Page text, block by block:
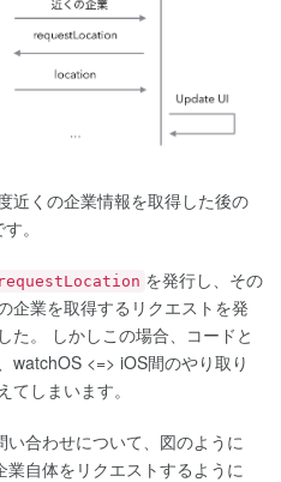
近くの企業情報を取得した後の
。
requestLocation を発行し、その
企業を取得するリクエストを発
た。 しかしこの場合、コードと
watchOS <=> iOS間のやり取り
しまいます。
合わせについて、図のように
業自体をリクエストするように